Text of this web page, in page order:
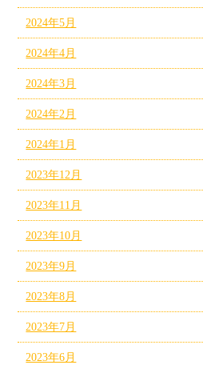
2024年5月
2024年4月
2024年3月
2024年2月
2024年1月
2023年12月
2023年11月
2023年10月
2023年9月
2023年8月
2023年7月
2023年6月